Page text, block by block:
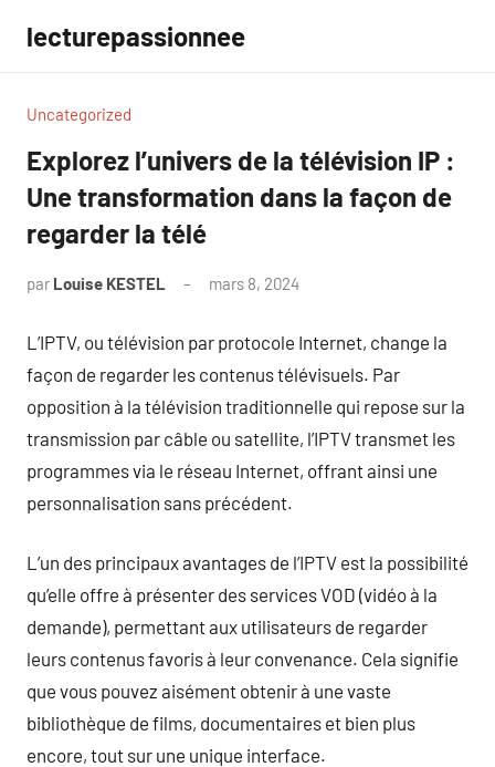
contenu
lecturepassionnee
Uncategorized
Explorez l’univers de la télévision IP :
Une transformation dans la façon de
regarder la télé
par Louise KESTEL mars 8, 2024
L’IPTV, ou télévision par protocole Internet, change la
façon de regarder les contenus télévisuels. Par
opposition à la télévision traditionnelle qui repose sur la
transmission par câble ou satellite, l’IPTV transmet les
programmes via le réseau Internet, offrant ainsi une
personnalisation sans précédent.
L’un des principaux avantages de l’IPTV est la possibilité
qu’elle offre à présenter des services VOD (vidéo à la
demande), permettant aux utilisateurs de regarder
leurs contenus favoris à leur convenance. Cela signifie
que vous pouvez aisément obtenir à une vaste
bibliothèque de films, documentaires et bien plus
encore, tout sur une unique interface.